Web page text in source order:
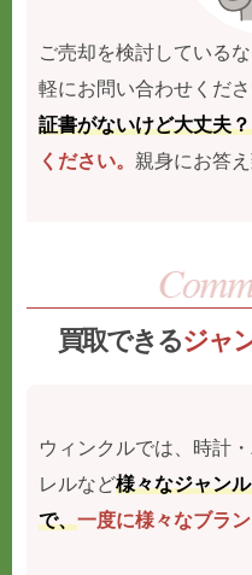
ご売却を検討している
軽にお問い合わせくだ
証書がないけど大丈夫
ください。親身にお答え
買取できるジャ
ウィンクルでは、時計
レルなど様々なジャン
で、一度に様々なブラ